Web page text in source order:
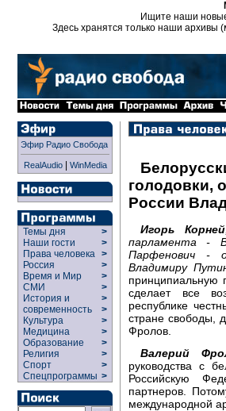
Ищите наши
Здесь хранятся только наши архивы
Эфир Радио Свобода
RealAudio| WinMedia
Темы дня
>
Наши гости
>
Права человека >
Россия
>
Время и Мир
>
СМИ
>
История и
современность
>
>
Культура
>
Медицина
>
Образование
>
Религия
>
Спорт
>
Спецпрограммы >
голодовки,
России
Игорь Корней
парламента -
Парфенович -
Владимиру
принципиальную
сделает все
республике
стране свободы,
Фролов.
Валерий
руководства с
Российскую
партнеров.
международной